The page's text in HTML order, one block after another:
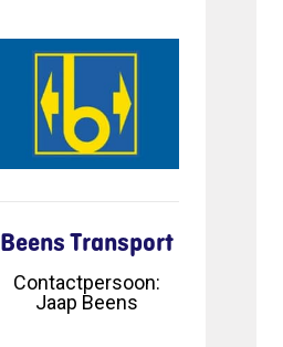
Beens Transport
Contactpersoon:
Jaap Beens